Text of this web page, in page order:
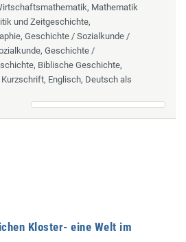
Mathematik
und Zeitgeschichte,
Geschichte / Sozialkunde /
Geschichte /
Biblische Geschichte,
Englisch, Deutsch als
Kloster- eine Welt im